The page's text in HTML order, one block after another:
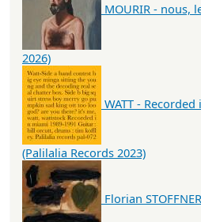
MOURIR - nous,
2026)
WATT -
(Palilalia Records 2023)
Florian